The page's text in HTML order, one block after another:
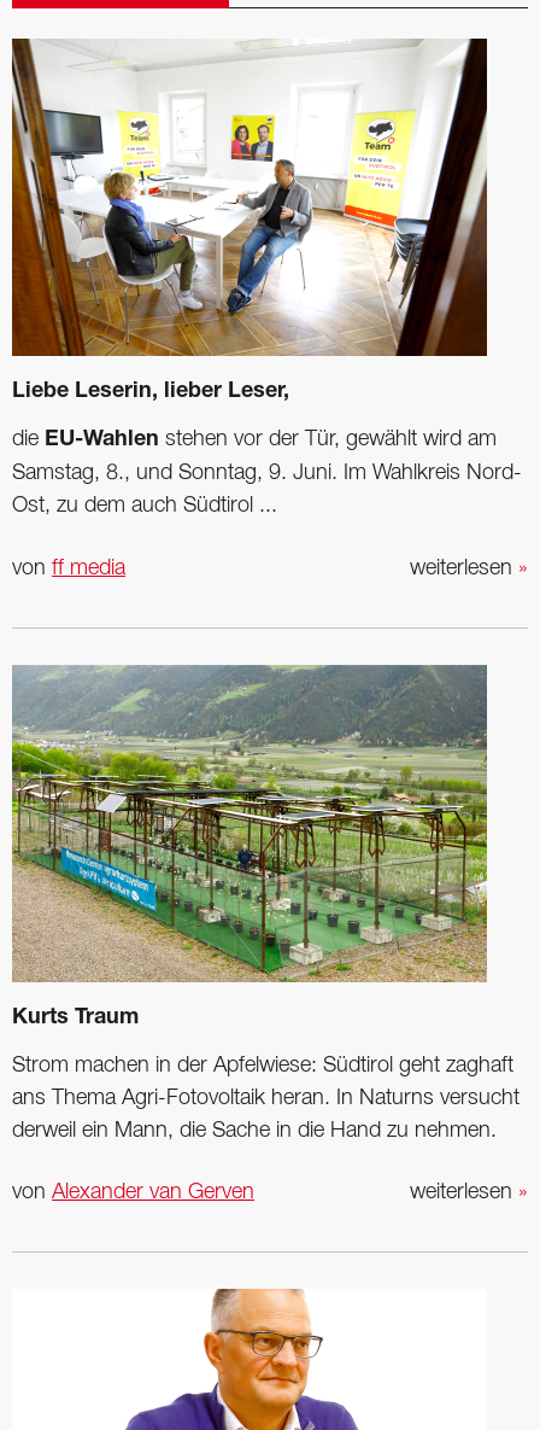
Liebe Leserin, lieber Leser,
die EU-Wahlen stehen vor der Tür, gewählt wird am
Samstag, 8., und Sonntag, 9. Juni. Im Wahlkreis Nord-
Ost, zu dem auch Südtirol ...
weiterlesen »
von ff media
Kurts Traum
Strom machen in der Apfelwiese: Südtirol geht zaghaft
ans Thema Agri-Fotovoltaik heran. In Naturns versucht
derweil ein Mann, die Sache in die Hand zu nehmen.
weiterlesen »
von Alexander van Gerven